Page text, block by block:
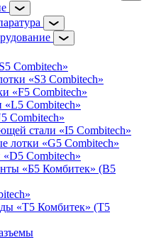
Combitech»
«S3 Combitech»
«F5 Combitech»
«L5 Combitech»
Combitech»
стали «I5 Combitech»
лотки «G5 Combitech»
Combitech»
«Б5 Комбитек» (B5
«Т5 Комбитек» (T5